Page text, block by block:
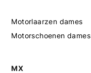
Motorlaarzen dames
Motorschoenen dames
MX